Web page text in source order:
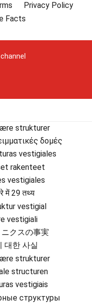
Privacy Policy
Facts
strukturer
δομές
vestigiales
rakenteet
vestigiales
में 29 तथ्य
vestigial
vestigiali
クスの事実
한 사실
strukturer
structuren
vestigiais
структуры